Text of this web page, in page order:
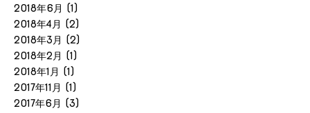
2018年6月 (1)
2018年4月 (2)
2018年3月 (2)
2018年2月 (1)
2018年1月 (1)
2017年11月 (1)
2017年6月 (3)